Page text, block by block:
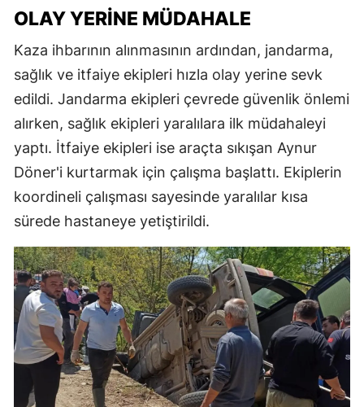
OLAY YERINE MÜDAHALE
Kaza ihbarının alınmasının ardından, jandarma,
sağlık ve itfaiye ekipleri hızla olay yerine sevk
edildi. Jandarma ekipleri çevrede güvenlik önlemi
alırken, sağlık ekipleri yaralılara ilk müdahaleyi
yaptı. İtfaiye ekipleri ise araçta sıkışan Aynur
Döner'i kurtarmak için çalışma başlattı. Ekiplerin
koordineli çalışması sayesinde yaralılar kısa
sürede hastaneye yetiştirildi.